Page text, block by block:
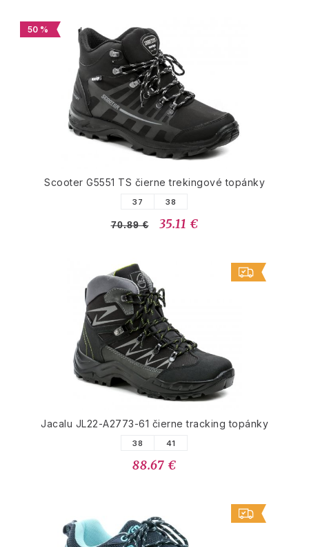
50 %
Scooter G5551 TS čierne trekingové topánky
37 38
70.89 € 35.11 €
Jacalu JL22-A2773-61 čierne tracking topánky
38 41
88.67 €